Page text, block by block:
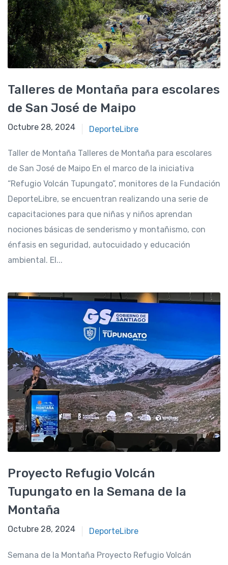
Talleres de Montaña para escolares
de San José de Maipo
Octubre 28, 2024
Octubre 28, 2024 DeporteLibre
Taller de Montaña Talleres de Montaña para escolares
de San José de Maipo En el marco de la iniciativa
“Refugio Volcán Tupungato”, monitores de la Fundación
DeporteLibre, se encuentran realizando una serie de
capacitaciones para que niñas y niños aprendan
nociones básicas de senderismo y montañismo, con
énfasis en seguridad, autocuidado y educación
ambiental. El...
Proyecto Refugio Volcán
Tupungato en la Semana de la
Montaña
Octubre 28, 2024
Octubre 28, 2024 DeporteLibre
Semana de la Montaña Proyecto Refugio Volcán